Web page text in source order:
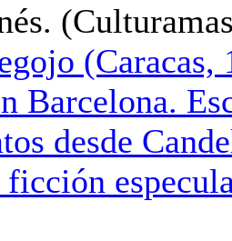
Barcelona.
desde
ficción